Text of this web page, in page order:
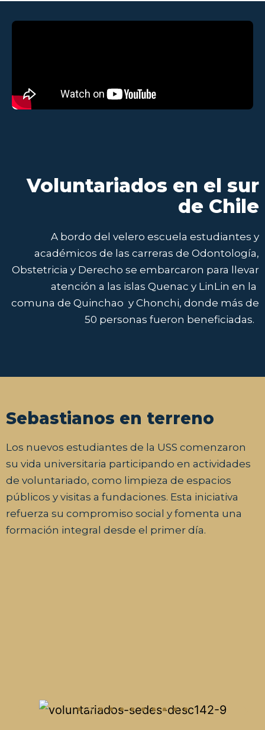
Voluntariados en el sur
de Chile
A bordo del velero escuela estudiantes y
académicos de las carreras de Odontología,
Obstetricia y Derecho se embarcaron para llevar
atención a las islas Quenac y LinLin en la
comuna de Quinchao y Chonchi, donde más de
50 personas fueron beneficiadas.
Sebastianos en terreno
Los nuevos estudiantes de la USS comenzaron
su vida universitaria participando en actividades
de voluntariado, como limpieza de espacios
públicos y visitas a fundaciones. Esta iniciativa
refuerza su compromiso social y fomenta una
formación integral desde el primer día.